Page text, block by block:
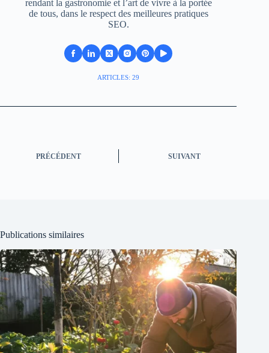
rendant la gastronomie et l’art de vivre à la portée
de tous, dans le respect des meilleures pratiques
SEO.
ARTICLES: 29
PRÉCÉDENT SUIVANT
Publications similaires